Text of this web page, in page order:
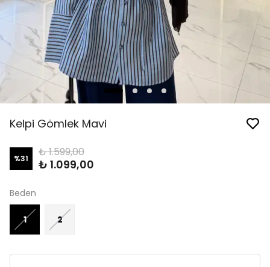
Kelpi Gömlek Mavi
%31 ₺ 1.599,00
₺ 1.099,00
Beden
1 2